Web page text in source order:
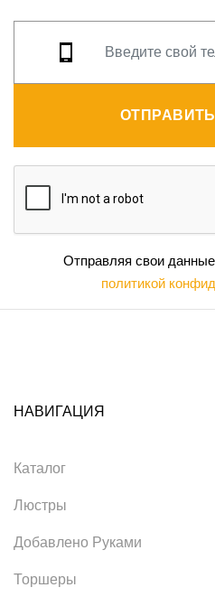
Отправляя свои
политикой
НАВИГАЦИЯ
Каталог
Люстры
Добавлено Руками
Торшеры